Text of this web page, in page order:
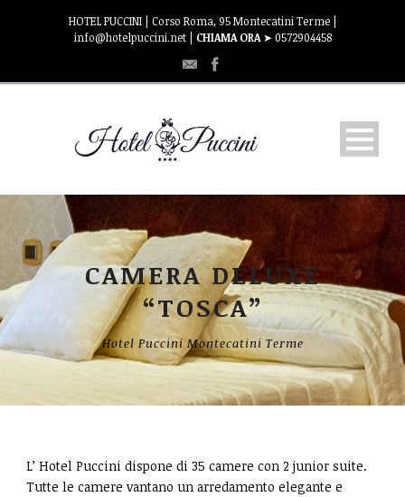
HOTEL PUCCINI | Corso Roma, 95 Montecatini Terme |
info@hotelpuccini.net | CHIAMA ORA➤ 0572904458
Puccini’s Bar La Terrazza
OSPITALITA’
CAMERE
TARIFFE
DOVE SIAMO
CAMERA DELUXE
“TOSCA”
Hotel Puccini Montecatini Terme
L’ Hotel Puccini dispone di 35 camere con 2 junior suite.
Tutte le camere vantano un arredamento elegante e